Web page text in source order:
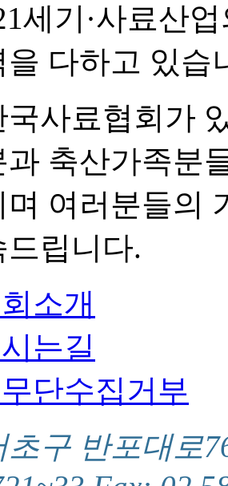
세기·사료산
을 다하고 있습
국사료협회가
과 축산가족분
며 여러분들의
립니다.
소개
는길
단수집거부
구 반포대로